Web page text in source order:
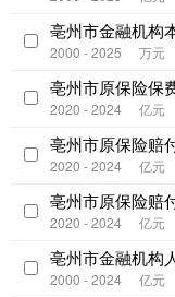
亳州市金融机构
2000 - 2025 万元
亳州市原保险保
2020 - 2024 亿元
亳州市原保险赔
2020 - 2024 亿元
亳州市原保险赔
2020 - 2024 亿元
亳州市金融机构
2000 - 2024 亿元